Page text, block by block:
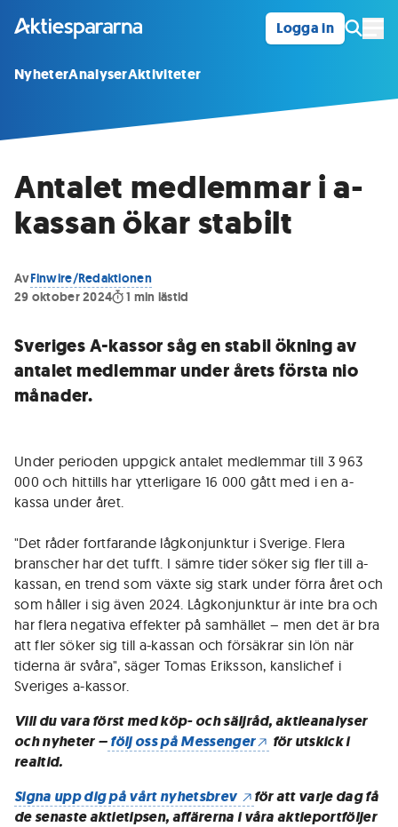
Logga in
NyheterAnalyserAktiviteter
Antalet medlemmar i a-
kassan ökar stabilt
AvFinwire/Redaktionen
29 oktober 2024
1 min lästid
Sveriges A-kassor såg en stabil ökning av
antalet medlemmar under årets första nio
månader.
Under perioden uppgick antalet medlemmar till 3 963
000 och hittills har ytterligare 16 000 gått med i en a-
kassa under året.
"Det råder fortfarande lågkonjunktur i Sverige. Flera
branscher har det tufft. I sämre tider söker sig fler till a-
kassan, en trend som växte sig stark under förra året och
som håller i sig även 2024. Lågkonjunktur är inte bra och
har flera negativa effekter på samhället – men det är bra
att fler söker sig till a-kassan och försäkrar sin lön när
tiderna är svåra", säger Tomas Eriksson, kanslichef i
Sveriges a-kassor.
Vill du vara först med köp- och säljråd, aktieanalyser
och nyheter –följ oss på Messenger
för utskick i
realtid.
Signa upp dig på vårt nyhetsbrev
för att varje dag få
de senaste aktietipsen, affärerna i våra aktieportföljer